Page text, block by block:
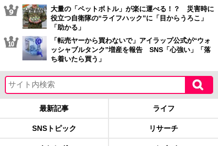
大量の「ペットボトル」が楽に運べる！？ 災害時に
役立つ自衛隊の“ライフハック”に「目からうろこ」
「助かる」
「転売ヤーから買わないで」アイラップ公式が“ウォ
ッシャブルタンク”増産を報告 SNS「心強い」「落
ち着いたら買う」
最新記事 ライフ
SNSトピック リサーチ